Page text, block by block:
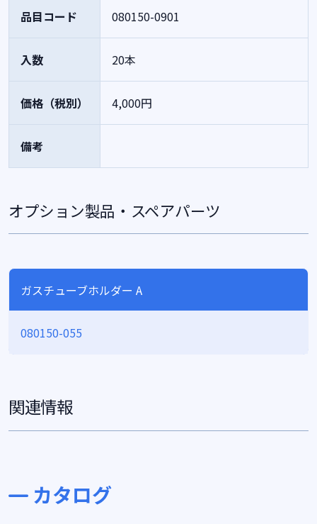
品目コード 080150-0901
入数 20本
価格（税別） 4,000円
備考
オプション製品・スペアパーツ
ガスチューブホルダー A
080150-055
関連情報
カタログ